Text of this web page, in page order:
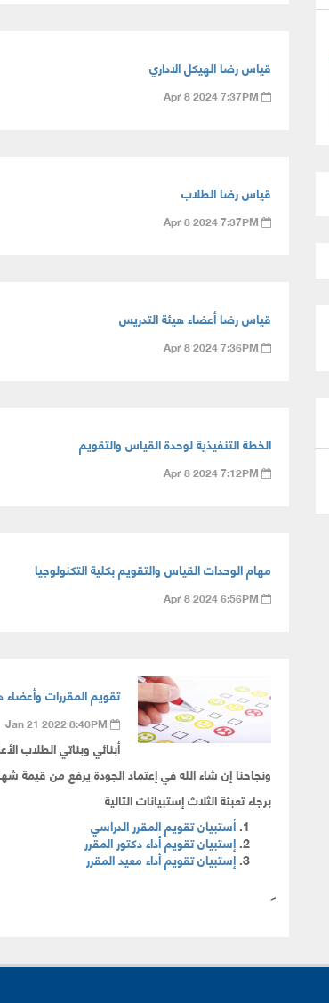
قياس رضا الهيكل الاداري
Apr 8 2024 7:37PM
قياس رضا الطلاب
Apr 8 2024 7:37PM
قياس رضا أعضاء هيئة التدريس
Apr 8 2024 7:36PM
الخطة التنفيذية لوحدة القياس والتقويم
Apr 8 2024 7:12PM
مهام الوحدات القياس والتقويم بكلية التكنولوجيا
Apr 8 2024 6:56PM
تقويم المقررات وأعضاء
Jan 21 2022 8:40PM
أبنائي وبناتي الطلاب
ونجاحنا إن شاء الله في إعتماد الجودة يرفع من
برجاء تعبئة الثلاث إستبيانات التالية
أستبيان تقويم المقرر الدراسي
إستبيان تقويم أداء دكتور المقرر
إستبيان تقويم أداء معيد المقرر